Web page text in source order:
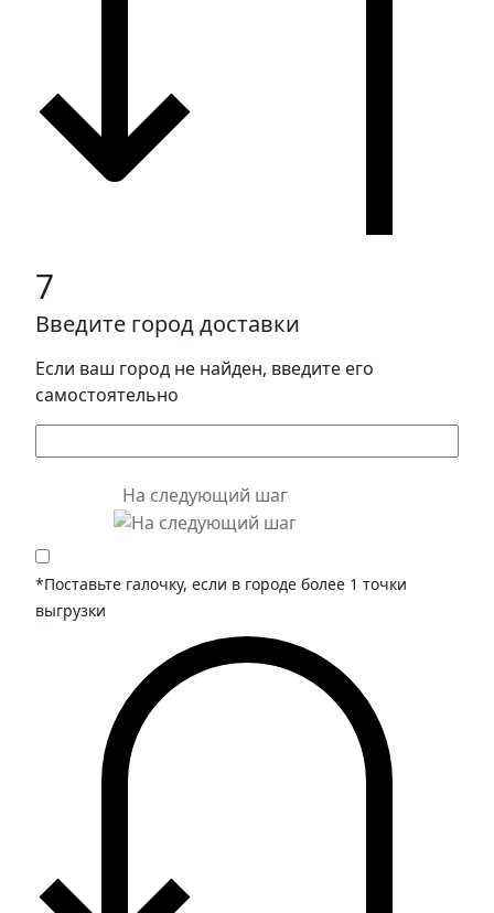
7
Введите город доставки
Если ваш город не найден, введите его
самостоятельно
На следующий шаг
*Поставьте галочку, если в городе более 1 точки
выгрузки